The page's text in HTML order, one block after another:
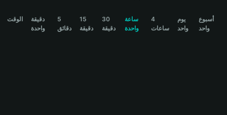
বাংলাالوقت
دقيقة
واحدة
5
دقائق
15
دقيقة
30
دقيقة
ساعة
واحدة
4
ساعات
يوم
واحد
أسبوع
واحد